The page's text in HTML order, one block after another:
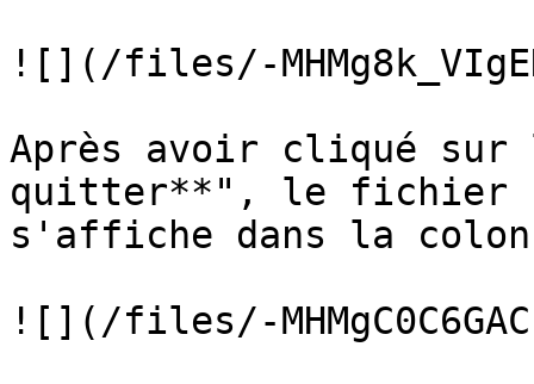
![](/files/-
Après avoir cliqué sur
quitter**", le fichier
s'affiche dans la
![](/files/-